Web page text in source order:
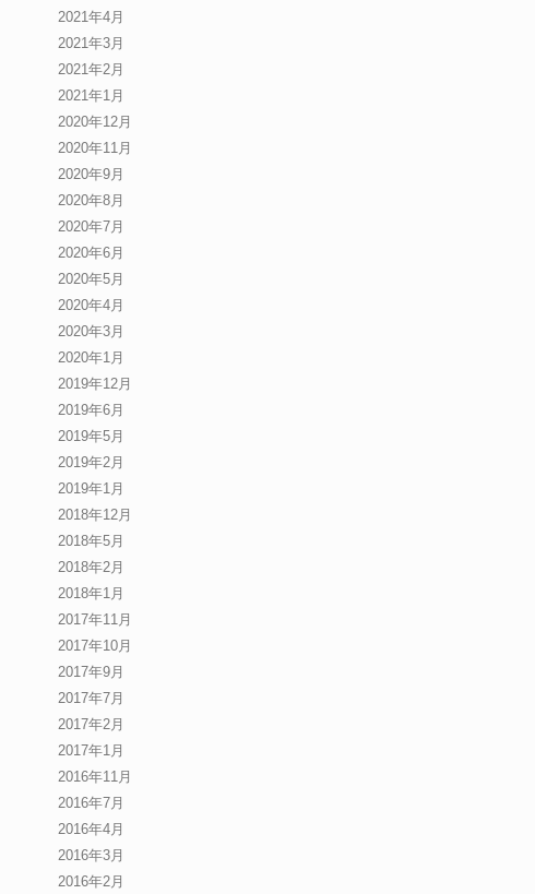
2021年4月
2021年3月
2021年2月
2021年1月
2020年12月
2020年11月
2020年9月
2020年8月
2020年7月
2020年6月
2020年5月
2020年4月
2020年3月
2020年1月
2019年12月
2019年6月
2019年5月
2019年2月
2019年1月
2018年12月
2018年5月
2018年2月
2018年1月
2017年11月
2017年10月
2017年9月
2017年7月
2017年2月
2017年1月
2016年11月
2016年7月
2016年4月
2016年3月
2016年2月